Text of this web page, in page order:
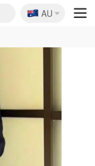
🇦🇺
AU